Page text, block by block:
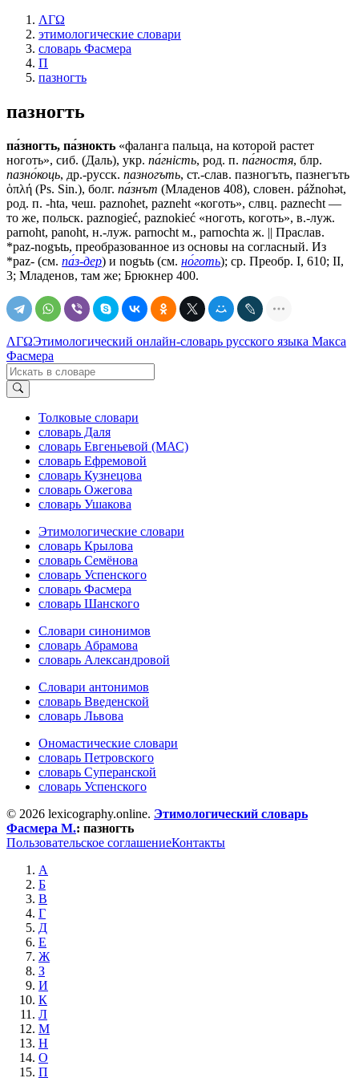
ΛΓΩ
этимологические словари
словарь Фасмера
П
пазногть
пазногть
па́зногть, па́знокть «фаланга пальца, на которой растет
ноготь», сиб. (Даль), укр. па́гнiсть, род. п. па́гностя, блр.
пазно́коць, др.-русск. пазногъть, ст.-слав. пазногъть, пазнегъть
ὁπλή (Рs. Sin.), болг. па́знът (Младенов 408), словен. pážnohǝt,
род. п. -hta, чеш. раznоhеt, раznеht «коготь», слвц. раznесht —
то же, польск. paznogieć, paznokieć «ноготь, коготь», в.-луж.
parnoht, раnоht, н.-луж. раrnосht м., раrnосhtа ж. || Праслав.
*раz-nоgъtь, преобразованное из основы на согласный. Из
*раz- (см. па́з-дер) и nogъtь (см. но́готь); ср. Преобр. I, 610; II,
3; Младенов, там же; Брюкнер 400.
ΛΓΩЭтимологический онлайн-словарь русского языка Макса
Фасмера
Толковые словари
словарь Даля
словарь Евгеньевой (МАС)
словарь Ефремовой
словарь Кузнецова
словарь Ожегова
словарь Ушакова
Этимологические словари
словарь Крылова
словарь Семёнова
словарь Успенского
словарь Фасмера
словарь Шанского
Словари синонимов
словарь Абрамова
словарь Александровой
Словари антонимов
словарь Введенской
словарь Львова
Ономастические словари
словарь Петровского
словарь Суперанской
словарь Успенского
© 2026 lexicography.online. Этимологический словарь
Фасмера М.: пазногть
Пользовательское соглашениеКонтакты
А
Б
В
Г
Д
Е
Ж
З
И
К
Л
М
Н
О
П